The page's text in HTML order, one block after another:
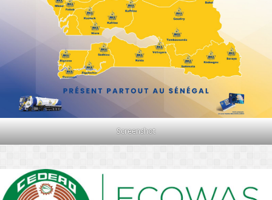
Screenshot